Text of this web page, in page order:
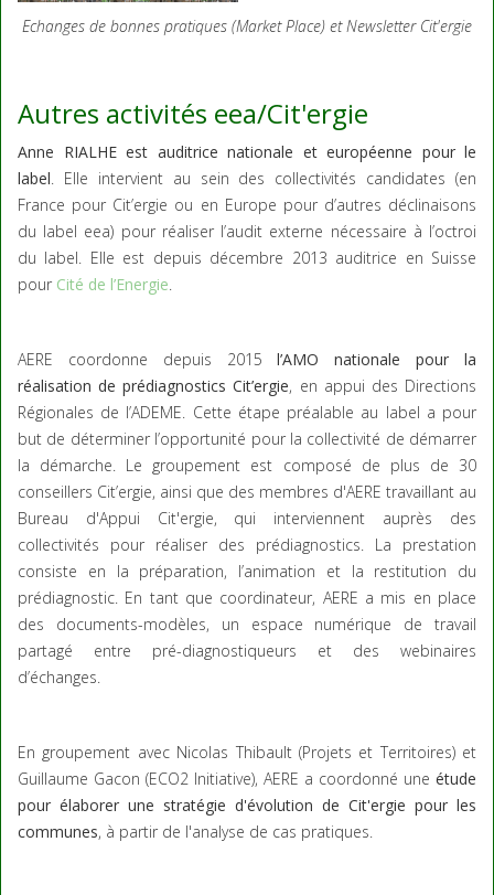
Echanges de bonnes pratiques (Market Place) et Newsletter Cit'ergie
Autres activités eea/Cit'ergie
Anne RIALHE est auditrice nationale et européenne pour le
label. Elle intervient au sein des collectivités candidates (en
France pour Cit’ergie ou en Europe pour d’autres déclinaisons
du label eea) pour réaliser l’audit externe nécessaire à l’octroi
du label. Elle est depuis décembre 2013 auditrice en Suisse
pour Cité de l’Energie.
AERE coordonne depuis 2015l’AMO nationale pour la
réalisation de prédiagnostics Cit’ergie, en appui des Directions
Régionales de l’ADEME. Cette étape préalable au label a pour
but de déterminer l’opportunité pour la collectivité de démarrer
la démarche. Le groupement est composé de plus de 30
conseillers Cit’ergie, ainsi que des membres d'AERE travaillant au
Bureau d'Appui Cit'ergie, qui interviennent auprès des
collectivités pour réaliser des prédiagnostics. La prestation
consiste en la préparation, l’animation et la restitution du
prédiagnostic. En tant que coordinateur, AERE a mis en place
des documents-modèles, un espace numérique de travail
partagé entre pré-diagnostiqueurs et des webinaires
d’échanges.
En groupement avec Nicolas Thibault (Projets et Territoires) et
Guillaume Gacon (ECO2 Initiative), AERE a coordonné une étude
pour élaborer une stratégie d'évolution de Cit'ergie pour les
communes, à partir de l'analyse de cas pratiques.